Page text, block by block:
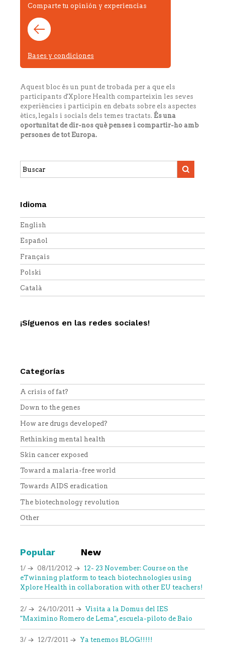
Comparte tu opinión y experiencias
Bases y condiciones
Aquest bloc és un punt de trobada per a que els
participants d'Xplore Health comparteixin les seves
experiències i participin en debats sobre els aspectes
ètics, legals i socials dels temes tractats. És una
oportunitat de dir-nos què penses i compartir-ho amb
persones de tot Europa.
Search
this
Idioma
English
Español
Français
Polski
Català
¡Síguenos en las redes sociales!
Categorías
A crisis of fat?
Down to the genes
How are drugs developed?
Rethinking mental health
Skin cancer exposed
Toward a malaria-free world
Towards AIDS eradication
The biotechnology revolution
Other
Popular New
1/ 08/11/2012
12- 23 November: Course on the
eTwinning platform to teach biotechnologies using
Xplore Health in collaboration with other EU teachers!
2/ 24/10/2011
Visita a la Domus del IES
"Maximino Romero de Lema", escuela-piloto de Baio
3/ 12/7/2011 Ya tenemos BLOG!!!!!